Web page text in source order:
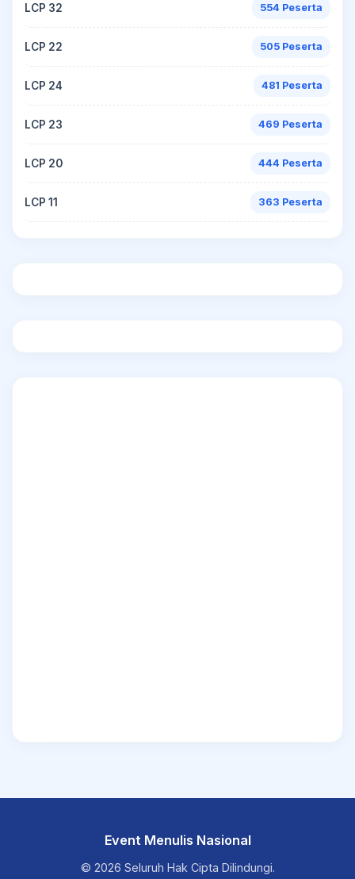
LCP 32 554 Peserta
LCP 22 505 Peserta
LCP 24 481 Peserta
LCP 23 469 Peserta
LCP 20 444 Peserta
LCP 11 363 Peserta
Event Menulis Nasional
© 2026 Seluruh Hak Cipta Dilindungi.